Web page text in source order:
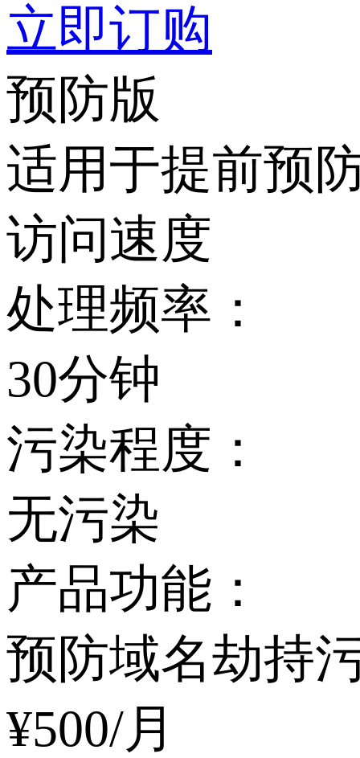
立即订购
预防版
适用于提前预
访问速度
处理频率：
30分钟
污染程度：
无污染
产品功能：
预防域名劫持
¥500/月